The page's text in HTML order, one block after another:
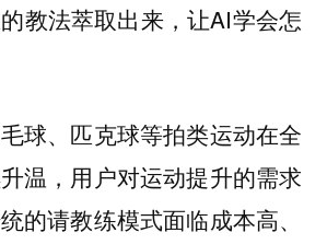
教法萃取出来，让AI学会怎
球、匹克球等拍类运动在全
温，用户对运动提升的需求
的请教练模式面临成本高、